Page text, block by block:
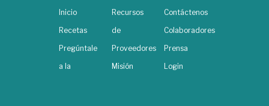
Inicio
Recetas
Pregúntale
a la
Recursos
de
Proveedores
Misión
Contáctenos
Colaboradores
Prensa
Login